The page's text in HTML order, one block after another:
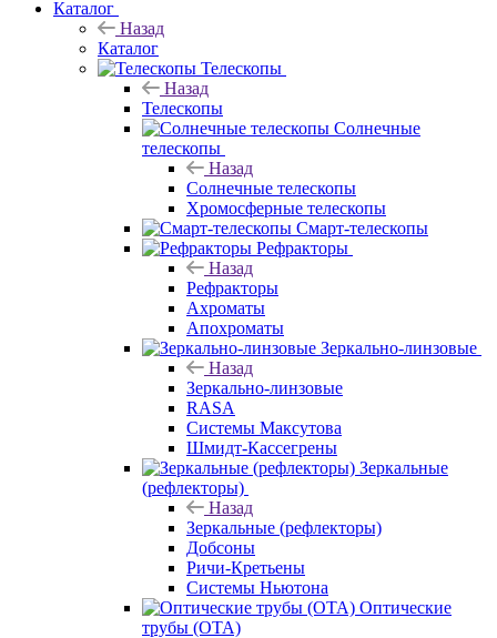
Каталог
Назад
Каталог
Телескопы
Назад
Телескопы
Солнечные
телескопы
Назад
Солнечные телескопы
Хромосферные телескопы
Смарт-телескопы
Рефракторы
Назад
Рефракторы
Ахроматы
Апохроматы
Зеркально-линзовые
Назад
Зеркально-линзовые
RASA
Системы Максутова
Шмидт-Кассегрены
Зеркальные
(рефлекторы)
Назад
Зеркальные (рефлекторы)
Добсоны
Ричи-Кретьены
Системы Ньютона
Оптические
трубы (OTA)